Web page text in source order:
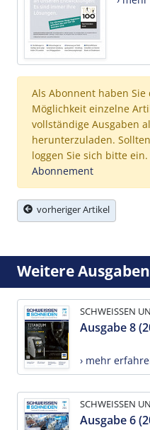
Als Abonnent haben Sie
Möglichkeit einzelne
vollständige Ausgaben
herunterzuladen.
loggen Sie sich bitte ein.
Abonnement
vorheriger Artikel
Weitere Ausgaben
SCHWEISSEN
Ausgabe 8
› mehr
SCHWEISSEN
Ausgabe 6